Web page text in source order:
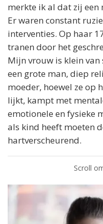
merkte ik al dat zij
Er waren constant
interventies. Op haar
tranen door het
Mijn vrouw is klein
een grote man, diep
moeder, hoewel ze op
lijkt, kampt met
emotionele en fysieke
als kind heeft moeten
hartverscheurend.
Scroll